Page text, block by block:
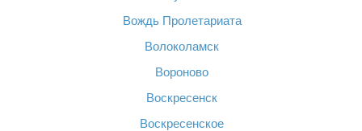
Вождь Пролетариата
Волоколамск
Вороново
Воскресенск
Воскресенское